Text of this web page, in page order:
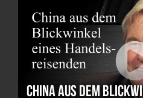
China aus dem